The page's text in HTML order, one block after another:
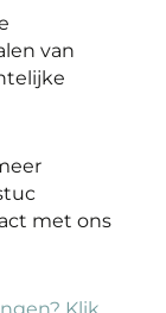
van
met ons